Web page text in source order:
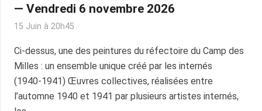
— Vendredi 6 novembre 2026
15 Juin à 20h45
Ci-dessus, une des peintures du réfectoire du Camp des
Milles : un ensemble unique créé par les internés
(1940‑1941) Œuvres collectives, réalisées entre
l’automne 1940 et 1941 par plusieurs artistes internés,